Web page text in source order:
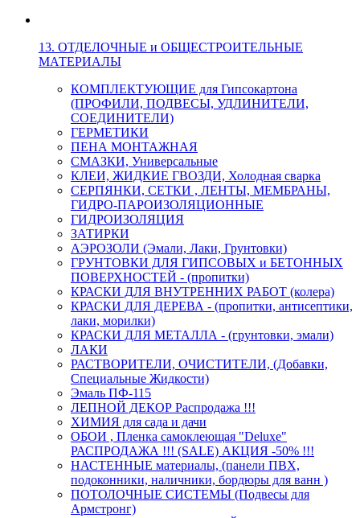
13. ОТДЕЛОЧНЫЕ и ОБЩЕСТРОИТЕЛЬНЫЕ
МАТЕРИАЛЫ
КОМПЛЕКТУЮЩИЕ для Гипсокартона
(ПРОФИЛИ, ПОДВЕСЫ, УДЛИНИТЕЛИ,
СОЕДИНИТЕЛИ)
ГЕРМЕТИКИ
ПЕНА МОНТАЖНАЯ
СМАЗКИ, Универсальные
КЛЕИ, ЖИДКИЕ ГВОЗДИ, Холодная сварка
СЕРПЯНКИ, СЕТКИ , ЛЕНТЫ, МЕМБРАНЫ,
ГИДРО-ПАРОИЗОЛЯЦИОННЫЕ
ГИДРОИЗОЛЯЦИЯ
ЗАТИРКИ
АЭРОЗОЛИ (Эмали, Лаки, Грунтовки)
ГРУНТОВКИ ДЛЯ ГИПСОВЫХ и БЕТОННЫХ
ПОВЕРХНОСТЕЙ - (пропитки)
КРАСКИ ДЛЯ ВНУТРЕННИХ РАБОТ (колера)
КРАСКИ ДЛЯ ДЕРЕВА - (пропитки, антисептики,
лаки, морилки)
КРАСКИ ДЛЯ МЕТАЛЛА - (грунтовки, эмали)
ЛАКИ
РАСТВОРИТЕЛИ, ОЧИСТИТЕЛИ, (Добавки,
Специальные Жидкости)
Эмаль ПФ-115
ЛЕПНОЙ ДЕКОР Распродажа !!!
ХИМИЯ для сада и дачи
ОБОИ , Пленка самоклеющая "Deluxe"
РАСПРОДАЖА !!! (SALE) АКЦИЯ -50% !!!
НАСТЕННЫЕ материалы, (панели ПВХ,
подоконники, наличники, бордюры для ванн )
ПОТОЛОЧНЫЕ СИСТЕМЫ (Подвесы для
Армстронг)